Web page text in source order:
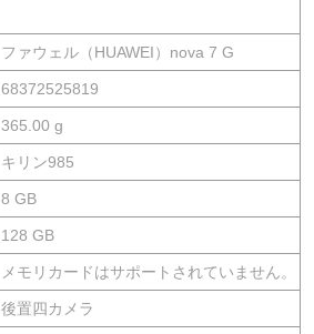
ファウェル（HUAWEI）nova 7 G
68372525819
365.00 g
キリン985
8 GB
128 GB
メモリカードはサポートされていません。
後置四カメラ